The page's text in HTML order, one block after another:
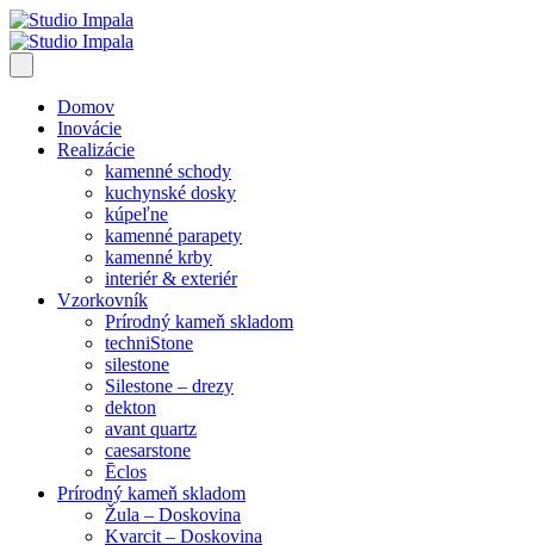
Domov
Inovácie
Realizácie
kamenné schody
kuchynské dosky
kúpeľne
kamenné parapety
kamenné krby
interiér & exteriér
Vzorkovník
Prírodný kameň skladom
techniStone
silestone
Silestone – drezy
dekton
avant quartz
caesarstone
Ēclos
Prírodný kameň skladom
Žula – Doskovina
Kvarcit – Doskovina